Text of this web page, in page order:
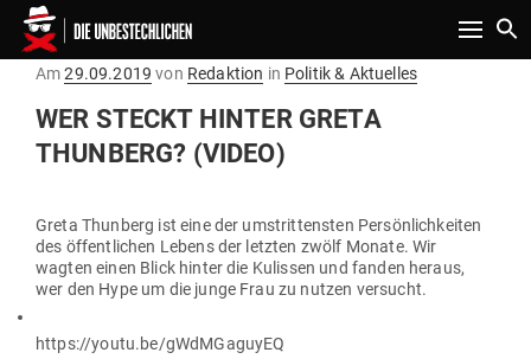
Toggle
AmGepostet
29.09.2019 von Redaktion in Politik & Aktuelles
WER STECKT HINTER GRETA
THUNBERG? (VIDEO)
Greta Thunberg ist eine der umstrit­tensten Per­sön­lich­keiten
des öffent­lichen Lebens der letzten zwölf Monate. Wir
wagten einen Blick hinter die Kulissen und fanden heraus,
wer den Hype um die junge Frau zu nutzen versucht.
https://youtu.be/gWdMGaguyEQ